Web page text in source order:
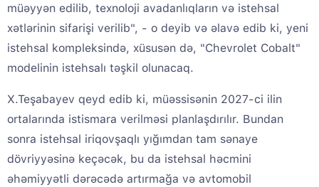
müəyyən edilib, texnoloji avadanlıqların və istehsal
xətlərinin sifarişi verilib", - o deyib və əlavə edib ki, yeni
istehsal kompleksində, xüsusən də, "Chevrolet Cobalt"
modelinin istehsalı təşkil olunacaq.
X.Teşabayev qeyd edib ki, müəssisənin 2027-ci ilin
ortalarında istismara verilməsi planlaşdırılır. Bundan
sonra istehsal iriqovşaqlı yığımdan tam sənaye
dövriyyəsinə keçəcək, bu da istehsal həcmini
əhəmiyyətli dərəcədə artırmağa və avtomobil